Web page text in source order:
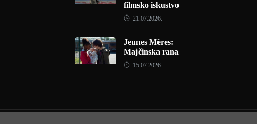
filmsko iskustvo
21.07.2026.
Jeunes Mères:
Majčinska rana
15.07.2026.